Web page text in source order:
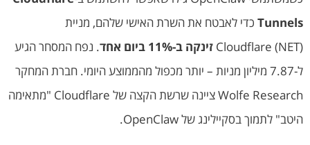
Tunnels כדי לאבטח את השרת האישי שלהם, מניית
Cloudflare (NET) זינקה ב-11% ביום אחד
. נפח המסחר הגיע
ל-7.87 מיליון מניות – יותר מכפול מהממוצע היומי. חברת המחקר
Wolfe Research ציינה שרשת הקצה של Cloudflare "מתאימה
היטב" לתמוך בסקיילינג של OpenClaw.